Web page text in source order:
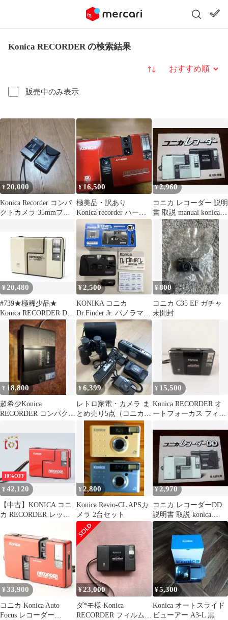
Konica RECORDER の検索結果
販売中のみ表示
並び替え
¥20,000
Konica Recorder コンパ
クトカメラ 35mmフィ
¥ 16,500
極美品・訳あり
Konica recorder ハーフ
フィルムカメラ
¥2,960
コニカ レコーダー 説明
書 取説 manual konica
recorder
¥ 20,480
#739★極稀少品★
Konica RECORDER DX
フィルムカメラ
¥2,500
KONIKA コニカ
Dr.Finder Jr. パノラマ撮
影専用カメラ レトロ
¥800
コニカ C35 EF ガチャ
未開封
¥ 18,800
超希少Konica
RECORDER コンパクト
ンク
¥6,399
レトロ家電・カメラ ま
とめ売り5点（コニカ/
オリンパス/ソニー/アイ
ワ/双眼鏡）
¥ 15,500
Konica RECORDER オ
ートフォーカス フィル
10%OFF
¥42,120
【中古】KONICA コニ
カ RECORDER レッド
メラ
¥ 2,800
Konica Revio-CL APSカ
メラ 2台セット
¥2,970
コニカ レコーダーDD
説明書 取説 konica
recorder dd
¥33,900
コニカ Konica Auto
Focus レコーダー
¥23,000
ダ*モ様 Konica
RECORDER フィルムカ
¥5,300
Konica オートスライド
ビューアー A3-L 黒